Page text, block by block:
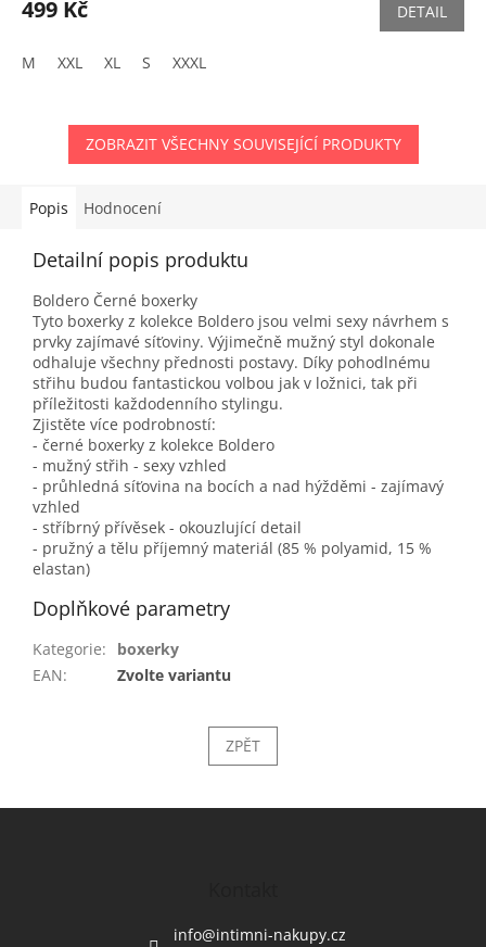
499 Kč DETAIL
M XXL XL S XXXL
ZOBRAZIT VŠECHNY SOUVISEJÍCÍ PRODUKTY
Popis Hodnocení
Detailní popis produktu
Boldero Černé boxerky
Tyto boxerky z kolekce Boldero jsou velmi sexy návrhem s
prvky zajímavé síťoviny. Výjimečně mužný styl dokonale
odhaluje všechny přednosti postavy. Díky pohodlnému
střihu budou fantastickou volbou jak v ložnici, tak při
příležitosti každodenního stylingu.
Zjistěte více podrobností:
- černé boxerky z kolekce Boldero
- mužný střih - sexy vzhled
- průhledná síťovina na bocích a nad hýžděmi - zajímavý
vzhled
- stříbrný přívěsek - okouzlující detail
- pružný a tělu příjemný materiál (85 % polyamid, 15 %
elastan)
Doplňkové parametry
Kategorie:
boxerky
EAN: Zvolte variantu
ZPĚT
info@intimni-nakupy.cz